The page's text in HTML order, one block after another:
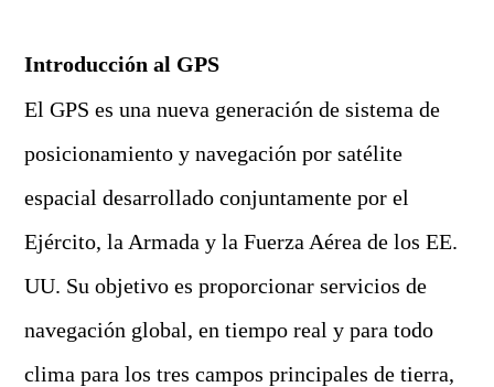
Introducción al GPS
El GPS es una nueva generación de sistema de
posicionamiento y navegación por satélite
espacial desarrollado conjuntamente por el
Ejército, la Armada y la Fuerza Aérea de los EE.
UU. Su objetivo es proporcionar servicios de
navegación global, en tiempo real y para todo
clima para los tres campos principales de tierra,